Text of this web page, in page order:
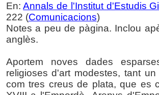
En:Annals de l'Institut d'Estudis
222 (Comunicacions)
Notes a peu de pàgina. Inclou
anglès.
Aportem noves dades
religioses d'art modestes, tant
com tres creus de plata, que es